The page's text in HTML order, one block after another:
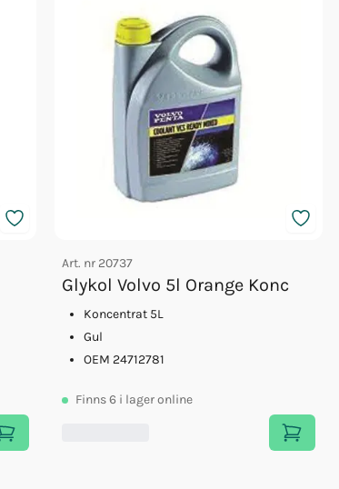
Art. nr 20737
Glykol Volvo 5l Orange Konc
Koncentrat 5L
Gul
OEM 24712781
Finns6 i lager online